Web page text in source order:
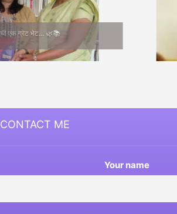
CONTACT ME
Your name